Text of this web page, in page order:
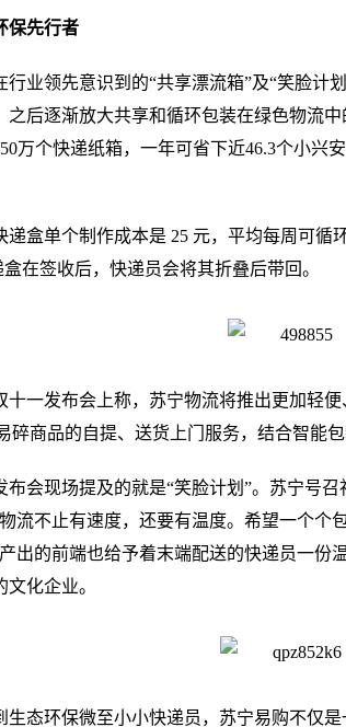
保先行者
业领先意识到的“共享漂流箱”及“笑脸计
后逐渐放大共享和循环包装在绿色物流
万个快递纸箱，一年可省下近46.3个小兴
盒单个制作成本是 25 元，平均每周可循
在签收后，快递员会将其折叠后带回。
十一发布会上称，苏宁物流将推出更加轻
碎商品的自提、送货上门服务，结合智能
布会现场提及的就是“笑脸计划”。苏宁号
流不止有速度，还要有温度。希望一个个
出的前端也给予着末端配送的快递员一份
化企业。
生态环保微至小小快递员，苏宁易购不仅